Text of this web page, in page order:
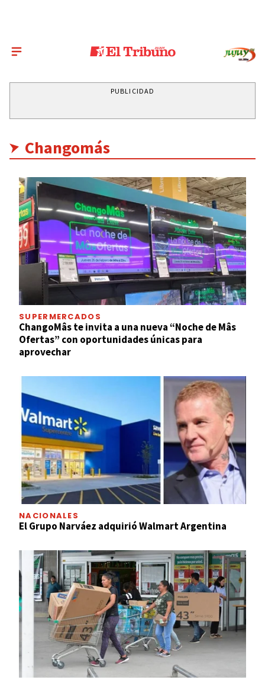
PUBLICIDAD
Changomás
SUPERMERCADOS
ChangoMâs te invita a una nueva “Noche de Mâs
Ofertas” con oportunidades únicas para
aprovechar
NACIONALES
El Grupo Narváez adquirió Walmart Argentina